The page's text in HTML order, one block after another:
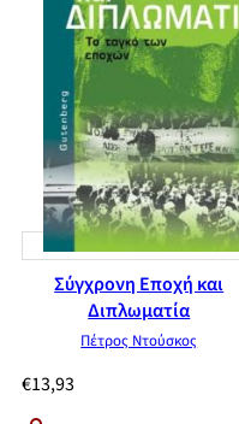
Σύγχρονη Εποχή και
Διπλωματία
Πέτρος Ντούσκος
€13,93